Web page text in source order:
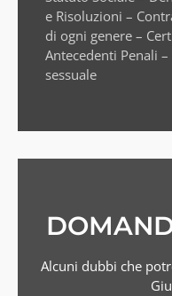
e Risoluzioni –
di ogni genere –
Antecedenti Penali
sessuale
Alcuni dubbi che